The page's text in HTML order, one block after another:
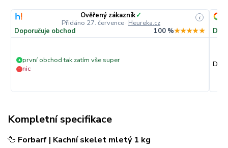
Ověřený zákazník✓
Přidáno 27. července· Heureka.cz
i
Doporučuje obchod 100 %★★★★★
+ první obchod tak zatím vše super
− nic
Kompletní specifikace
🦆 Forbarf | Kachní skelet mletý 1 kg